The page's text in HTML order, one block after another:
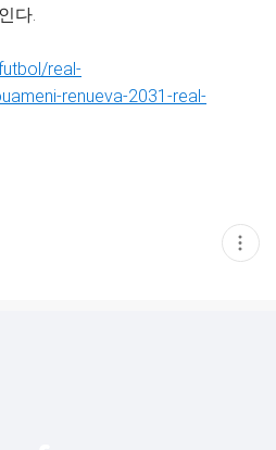
다.
real-
renueva-2031-real-
현
재